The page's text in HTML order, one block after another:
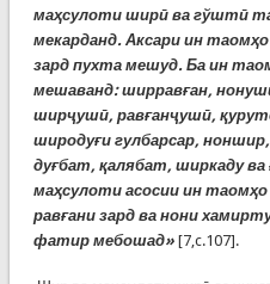
маҳсулоти ширӣ ва гўштӣ
мекарданд. Аксари ин таомҳо
зард пухта мешуд. Ба ин
мешаванд: ширравған,
ширҷушӣ, равғанҷушӣ,
широдуғи гулбарсар,
дуғбат, қалябат, ширкаду ва
маҳсулоти асосии ин
равғани зард ва нони
фатир мебошад»[7,c.107].